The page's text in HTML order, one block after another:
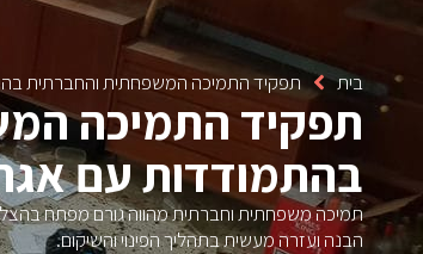
בית תפקיד התמיכה המשפחתית והחברתית
תפקיד התמיכה
בהתמודדות עם
תמיכה משפחתית וחברתית מהווה גורם מפתח
הבנה ועזרה מעשית בתהליך הפינוי והשיקום.